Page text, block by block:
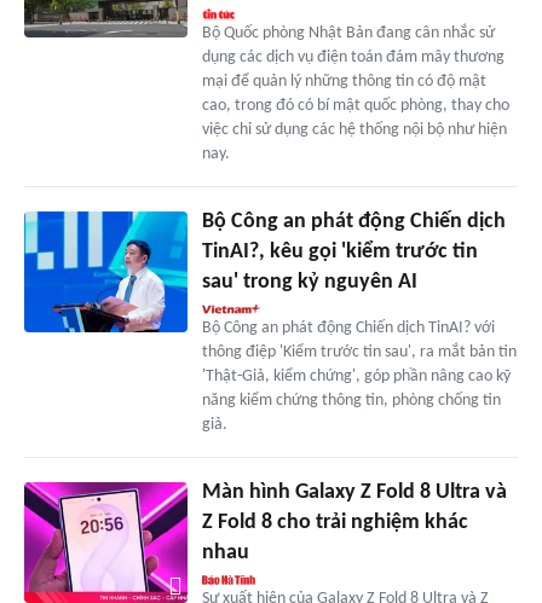
Bộ Quốc phòng Nhật Bản đang cân nhắc sử
dụng các dịch vụ điện toán đám mây thương
mại để quản lý những thông tin có độ mật
cao, trong đó có bí mật quốc phòng, thay cho
việc chỉ sử dụng các hệ thống nội bộ như hiện
nay.
Bộ Công an phát động Chiến dịch
TinAI?, kêu gọi 'kiểm trước tin
sau' trong kỷ nguyên AI
Bộ Công an phát động Chiến dịch TinAI? với
thông điệp 'Kiểm trước tin sau', ra mắt bản tin
'Thật-Giả, kiểm chứng', góp phần nâng cao kỹ
năng kiểm chứng thông tin, phòng chống tin
giả.
Màn hình Galaxy Z Fold 8 Ultra và
Z Fold 8 cho trải nghiệm khác
nhau
Sự xuất hiện của Galaxy Z Fold 8 Ultra và Z